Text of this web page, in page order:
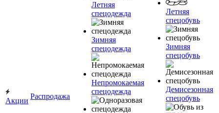
Акции
Распродажа
Летняя
спецодежда
Зимняя
спецодежда
Непромокаемая
спецодежда
Летняя
спецобувь
Зимняя
спецобувь
Демисезонная
спецобувь